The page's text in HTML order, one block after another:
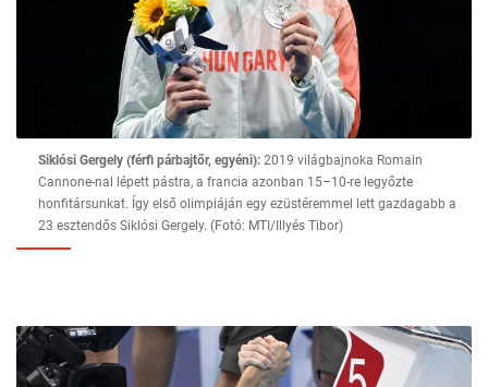
Siklósi Gergely (férfi párbajtőr, egyéni): 2019 világbajnoka Romain
Cannone-nal lépett pástra, a francia azonban 15–10-re legyőzte
honfitársunkat. Így első olimpiáján egy ezüstéremmel lett gazdagabb a
23 esztendős Siklósi Gergely. (Fotó: MTI/Illyés Tibor)